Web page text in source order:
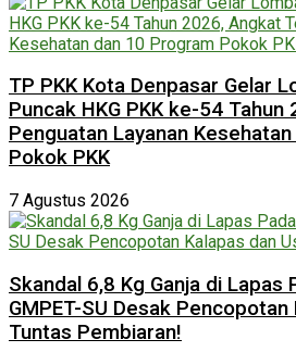
TP PKK Kota Denpasar Gelar
Puncak HKG PKK ke-54
Penguatan Layanan
Pokok PKK
7 Agustus 2026
Skandal 6,8 Kg Ganja di Lapas
GMPET-SU Desak
Tuntas Pembiaran!